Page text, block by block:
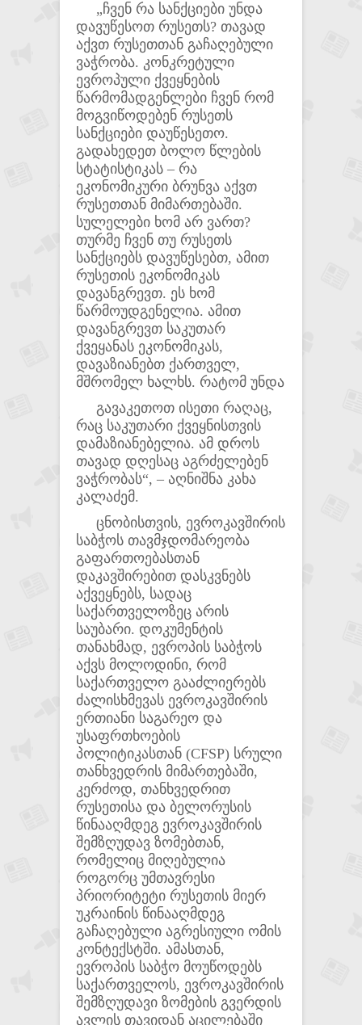
„ჩვენ რა სანქციები უნდა
დავუწესოთ რუსეთს? თავად
აქვთ რუსეთთან გაჩაღებული
ვაჭრობა. კონკრეტული
ევროპული ქვეყნების
წარმომადგენლები ჩვენ რომ
მოგვიწოდებენ რუსეთს
სანქციები დაუწესეთო.
გადახედეთ ბოლო წლების
სტატისტიკას – რა
ეკონომიკური ბრუნვა აქვთ
რუსეთთან მიმართებაში.
სულელები ხომ არ ვართ?
თურმე ჩვენ თუ რუსეთს
სანქციებს დავუწესებთ, ამით
რუსეთის ეკონომიკას
დავანგრევთ. ეს ხომ
წარმოუდგენელია. ამით
დავანგრევთ საკუთარ
ქვეყანას ეკონომიკას,
დავაზიანებთ ქართველ,
მშრომელ ხალხს. რატომ უნდა
გავაკეთოთ ისეთი რაღაც,
რაც საკუთარი ქვეყნისთვის
დამაზიანებელია. ამ დროს
თავად დღესაც აგრძელებენ
ვაჭრობას“, – აღნიშნა კახა
კალაძემ.
ცნობისთვის, ევროკავშირის
საბჭოს თავმჯდომარეობა
გაფართოებასთან
დაკავშირებით დასკვნებს
აქვეყნებს, სადაც
საქართველოზეც არის
საუბარი. დოკუმენტის
თანახმად, ევროპის საბჭოს
აქვს მოლოდინი, რომ
საქართველო გააძლიერებს
ძალისხმევას ევროკავშირის
ერთიანი საგარეო და
უსაფრთხოების
პოლიტიკასთან (CFSP) სრული
თანხვედრის მიმართებაში,
კერძოდ, თანხვედრით
რუსეთისა და ბელორუსის
წინააღმდეგ ევროკავშირის
შემზღუდავ ზომებთან,
რომელიც მიღებულია
როგორც უმთავრესი
პრიორიტეტი რუსეთის მიერ
უკრაინის წინააღმდეგ
გაჩაღებული აგრესიული ომის
კონტექსტში. ამასთან,
ევროპის საბჭო მოუწოდებს
საქართველოს, ევროკავშირის
შემზღუდავი ზომების გვერდის
ავლის თავიდან აცილებაში